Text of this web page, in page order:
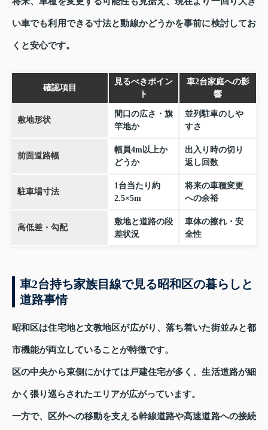
い車でも利用できる寸法と動線かどうかを事前に検討してお
くと安心です。
確認項目
見るべきポイン
ト
車2台家庭への影
響
敷地形状
間口の広さ・旗
竿地か
並列駐車のしや
すさ
前面道路幅
幅員4m以上か
どうか
出入り時の切り
返し回数
駐車場寸法
1台当たり約
2.5×5m
将来の車種変更
への余裕
高低差・勾配
敷地と道路の段
差状況
車体の擦れ・安
全性
車2台持ち家族目線で見る昭和区の暮らしと
道路事情
昭和区は住宅地と文教地区が広がり、落ち着いた街並みと都
市機能が両立していることが特徴です。
区の中央から東側にかけては戸建住宅が多く、生活道路が細
かく張り巡らされたエリアが広がっています。
一方で、区外への移動を支える幹線道路や高速道路への接続